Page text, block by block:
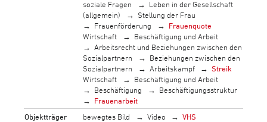
soziale Fragen
Leben in der Gesellschaft
(allgemein)
Stellung der Frau
Frauenförderung
Frauenquote
Wirtschaft
Beschäftigung und Arbeit
Arbeitsrecht und Beziehungen zwischen den
Sozialpartnern
Beziehungen zwischen den
Sozialpartnern
Arbeitskampf
Streik
Wirtschaft
Beschäftigung und Arbeit
Beschäftigung
Beschäftigungsstruktur
Frauenarbeit
Objektträger
bewegtes Bild Video
VHS